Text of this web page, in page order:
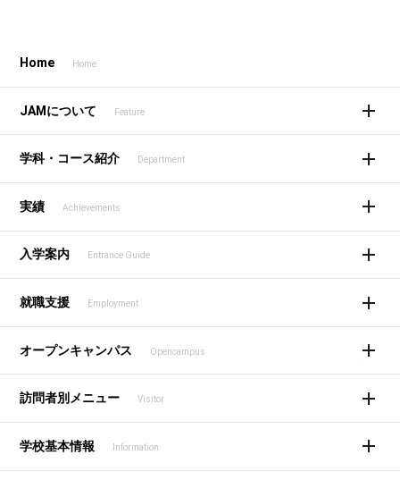
Home Home
JAMについて Feature
学科・コース紹介 Department
実績 Achievements
入学案内 Entrance Guide
就職支援 Employment
オープンキャンパス Opencampus
訪問者別メニュー Visitor
学校基本情報 Information